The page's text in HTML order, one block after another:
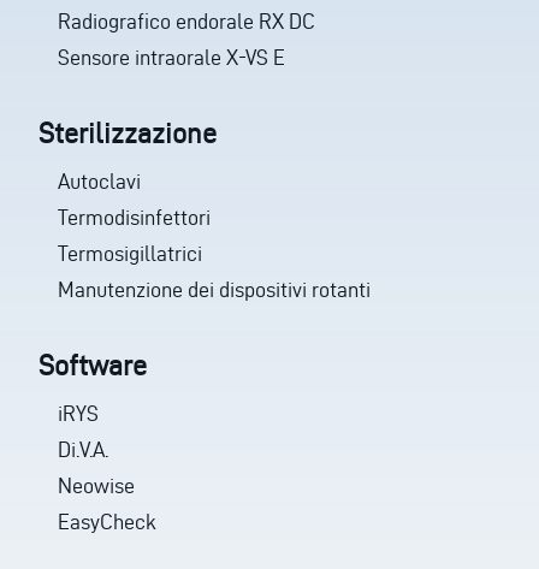
Radiografico endorale RX DC
Sensore intraorale X-VS E
Sterilizzazione
Autoclavi
Termodisinfettori
Termosigillatrici
Manutenzione dei dispositivi rotanti
Software
iRYS
Di.V.A.
Neowise
EasyCheck